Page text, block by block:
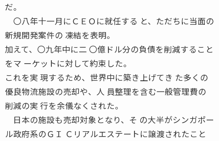
だ。
〇八年十一月にＣＥＯに就任する と、ただちに当面の
新規開発案件の 凍結を表明。
加えて、〇九年中に二 〇億ドル分の負債を削減すること
をマ ーケットに対して約束した。
これを実 現するため、世界中に築き上げてき た多くの
優良物流施設の売却や、人 員整理を含む一般管理費の
削減の実 行を余儀なくされた。
日本の施設も売却対象となり、そ の大半がシンガポー
ル政府系のＧＩ Ｃリアルエステートに譲渡されたこと